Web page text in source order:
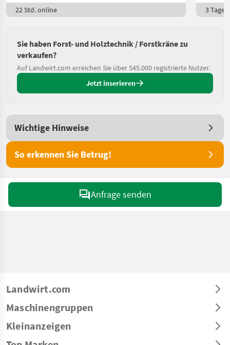
22 Std. online 3 Tage
Sie haben Forst- und Holztechnik / Forstkräne zu
verkaufen?
Auf Landwirt.com erreichen Sie über 545.000 registrierte Nutzer.
Jetzt inserieren
Wichtige Hinweise
So erkennen Sie Betrug!
Anfrage senden
Landwirt.com
Maschinengruppen
Kleinanzeigen